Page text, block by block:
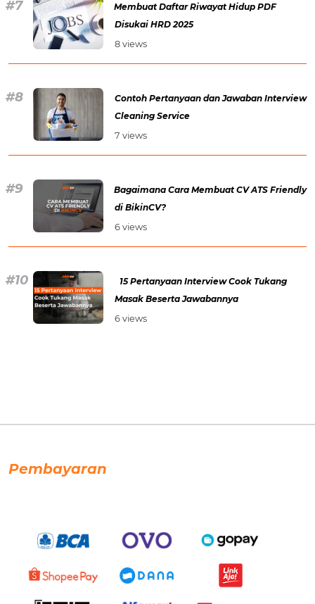
Membuat Daftar Riwayat Hidup PDF
Disukai HRD 2025
8 views
Contoh Pertanyaan dan Jawaban Interview
Cleaning Service
7 views
Bagaimana Cara Membuat CV ATS Friendly
di BikinCV?
6 views
15 Pertanyaan Interview Cook Tukang
Masak Beserta Jawabannya
6 views
Pembayaran